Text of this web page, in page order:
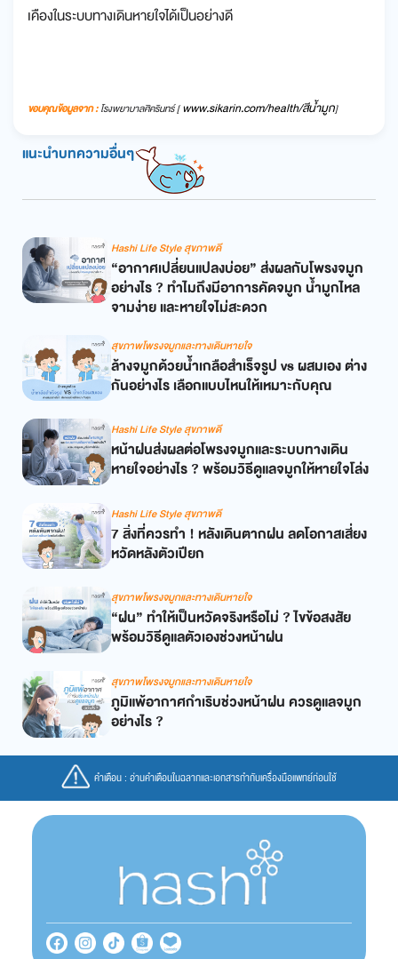
เคืองในระบบทางเดินหายใจได้เป็นอย่างดี
ขอบคุณข้อมูลจาก :โรงพยาบาลศิครินทร์ [www.sikarin.com/health/สีน้ำมูก]
แนะนำบทความอื่นๆ
Hashi Life Style สุขภาพดี
“อากาศเปลี่ยนแปลงบ่อย” ส่งผลกับโพรงจมูก
อย่างไร ? ทำไมถึงมีอาการคัดจมูก น้ำมูกไหล
จามง่าย และหายใจไม่สะดวก
สุขภาพโพรงจมูกและทางเดินหายใจ
ล้างจมูกด้วยน้ำเกลือสำเร็จรูป vs ผสมเอง ต่าง
กันอย่างไร เลือกแบบไหนให้เหมาะกับคุณ
Hashi Life Style สุขภาพดี
หน้าฝนส่งผลต่อโพรงจมูกและระบบทางเดิน
หายใจอย่างไร ? พร้อมวิธีดูแลจมูกให้หายใจโล่ง
Hashi Life Style สุขภาพดี
7 สิ่งที่ควรทำ ! หลังเดินตากฝน ลดโอกาสเสี่ยง
หวัดหลังตัวเปียก
สุขภาพโพรงจมูกและทางเดินหายใจ
“ฝน” ทำให้เป็นหวัดจริงหรือไม่ ? ไขข้อสงสัย
พร้อมวิธีดูแลตัวเองช่วงหน้าฝน
สุขภาพโพรงจมูกและทางเดินหายใจ
ภูมิแพ้อากาศกำเริบช่วงหน้าฝน ควรดูแลจมูก
อย่างไร ?
คำเตือน : อ่านคำเตือนในฉลากและเอกสารกำกับเครื่องมือแพทย์ก่อนใช้